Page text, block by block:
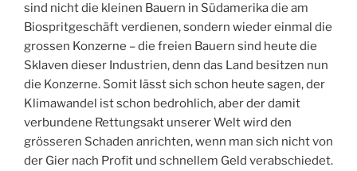
sind nicht die kleinen Bauern in Südamerika die am
Biospritgeschäft verdienen, sondern wieder einmal die
grossen Konzerne – die freien Bauern sind heute die
Sklaven dieser Industrien, denn das Land besitzen nun
die Konzerne. Somit lässt sich schon heute sagen, der
Klimawandel ist schon bedrohlich, aber der damit
verbundene Rettungsakt unserer Welt wird den
grösseren Schaden anrichten, wenn man sich nicht von
der Gier nach Profit und schnellem Geld verabschiedet.